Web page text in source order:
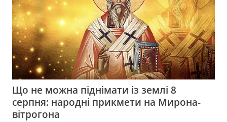
Що не можна піднімати із землі 8
серпня: народні прикмети на Мирона-
вітрогона